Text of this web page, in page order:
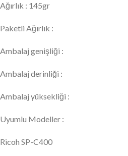
Ağırlık : 145gr
Paketli Ağırlık :
Ambalaj genişliği :
Ambalaj derinliği :
Ambalaj yüksekliği :
Uyumlu Modeller :
Ricoh SP-C400